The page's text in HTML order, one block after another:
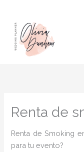
contenido
Renta de
Renta de Smoking
para tu evento?